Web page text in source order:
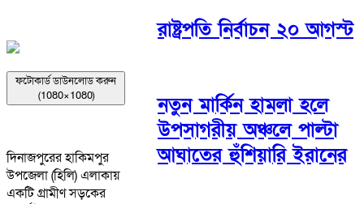
ফটোকার্ড ডাউনলোড করুন
(1080×1080)
দিনাজপুরের হাকিমপুর
উপজেলা (হিলি) এলাকায়
একটি গ্রামীণ সড়কের
রাষ্ট্রপতি নির্বাচন ২০ আগস্ট
নতুন মার্কিন হামলা হলে
উপসাগরীয় অঞ্চলে পাল্টা
আঘাতের হুঁশিয়ারি ইরানের